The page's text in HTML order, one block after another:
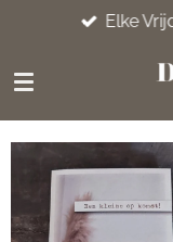
naar
hoofdinhoud
Elke